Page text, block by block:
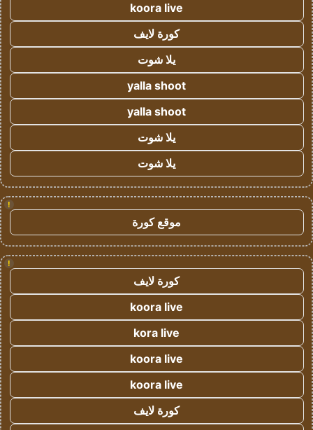
koora live
كورة لايف
يلا شوت
yalla shoot
yalla shoot
يلا شوت
يلا شوت
!
موقع كورة
!
كورة لايف
koora live
kora live
koora live
koora live
كورة لايف